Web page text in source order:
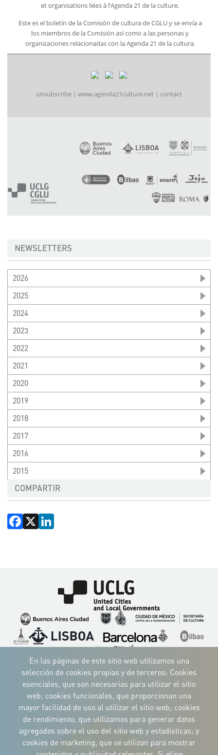
et organisations liées à l’Agenda 21 de la culture.
Este es el boletín de la Comisión de cultura de CGLU y se envía a
los miembros de la Comisión así como a las personas y
organizaciones relacionadas con la Agenda 21 de la cultura.
unsubscribe | www.agenda21culture.net | contact
NEWSLETTERS
2026
2025
2024
2023
2022
2021
2020
2019
2018
2017
2016
2015
COMPARTIR
Facebook
X
Imagen
Imagen
Imagen
ImagenImagen Imagen
Imagen
ImagenImagenImagen
IDENTIDAD CORPORATIVA
Descargue
los logotipos
y el manual
Carrer Avinyó, 15
En las páginas de este sitio web utilizamos una
selección de cookies propias y de terceros: Cookies
esenciales, que son necesarias para utilizar el sitio
web; cookies funcionales, que proporcionan una
mayor facilidad de uso al utilizar el sitio web; cookies
de rendimiento, que utilizamos para generar datos
agregados sobre el uso del sitio web y estadísticas; y
cookies de marketing, que se utilizan para mostrar